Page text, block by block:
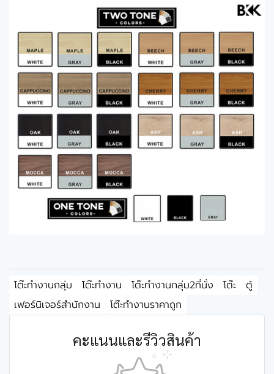
โต๊ะทำงานกลุ่ม โต๊ะทำงาน โต๊ะทำงานกลุ่ม2ที่นั่ง โต๊ะ
ตู้
เฟอร์นิเจอร์สำนักงาน
โต๊ะทำงานราคาถูก
คะแนนและรีวิวสินค้า